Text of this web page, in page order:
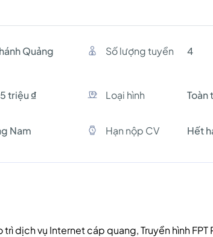
Quảng
Số lượng tuyền 4
triệu ₫ Loại hình Toàn
Nam Hạn nộp CV Hết
dịch vụ Internet cáp quang, Truyền hình FPT